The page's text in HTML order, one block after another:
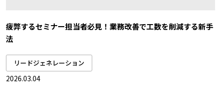
疲弊するセミナー担当者必見！業務改善で工数を削減する新手
法
リードジェネレーション
2026.03.04